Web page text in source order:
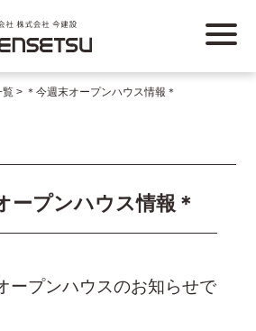
覧 ＊今週末オープンハウス情報＊
ープンハウス情報＊
ープンハウスのお知らせで